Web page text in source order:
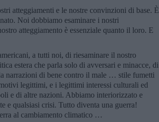
atteggiamenti e le nostre convinzioni di base. È
Noi dobbiamo esaminare i nostri
atteggiamento è essenziale quanto il loro. E
a tutti noi, di riesaminare il nostro
estera che parla solo di avversari e minacce, di
narrazioni di bene contro il male … stile fumetti
legittimi, e i legittimi interessi culturali ed
e di altre nazioni. Abbiamo interiorizzato e
e qualsiasi crisi. Tutto diventa una guerra!
al cambiamento climatico …